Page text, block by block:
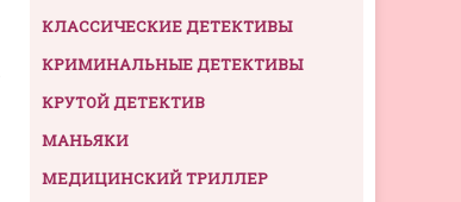
КЛАССИЧЕСКИЕ ДЕТЕКТИВЫ
КРИМИНАЛЬНЫЕ ДЕТЕКТИВЫ
КРУТОЙ ДЕТЕКТИВ
МАНЬЯКИ
МЕДИЦИНСКИЙ ТРИЛЛЕР